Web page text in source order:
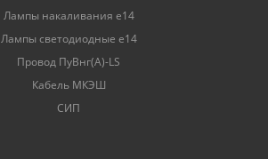
Лампы накаливания е14
Лампы светодиодные е14
Провод ПуВнг(А)-LS
Кабель МКЭШ
СИП